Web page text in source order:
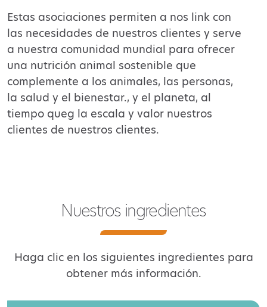
Estas asociaciones permiten a nos link con
las necesidades de nuestros clientes y serve
a nuestra comunidad mundial para ofrecer
una nutrición animal sostenible que
complemente a los animales, las personas,
la salud y el bienestar., y el planeta, al
tiempo queg la escala y valor nuestros
clientes de nuestros clientes.
Nuestros ingredientes
Haga clic en los siguientes ingredientes para
obtener más información.